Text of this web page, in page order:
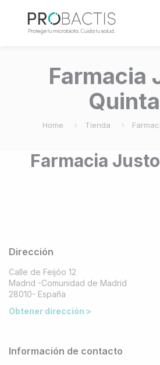
Farmacia
Home Tienda
Farmacia
Dirección
Calle de Feijóo 12
Madrid -Comunidad de Madrid
28010- España
Obtener dirección >
Información de contacto